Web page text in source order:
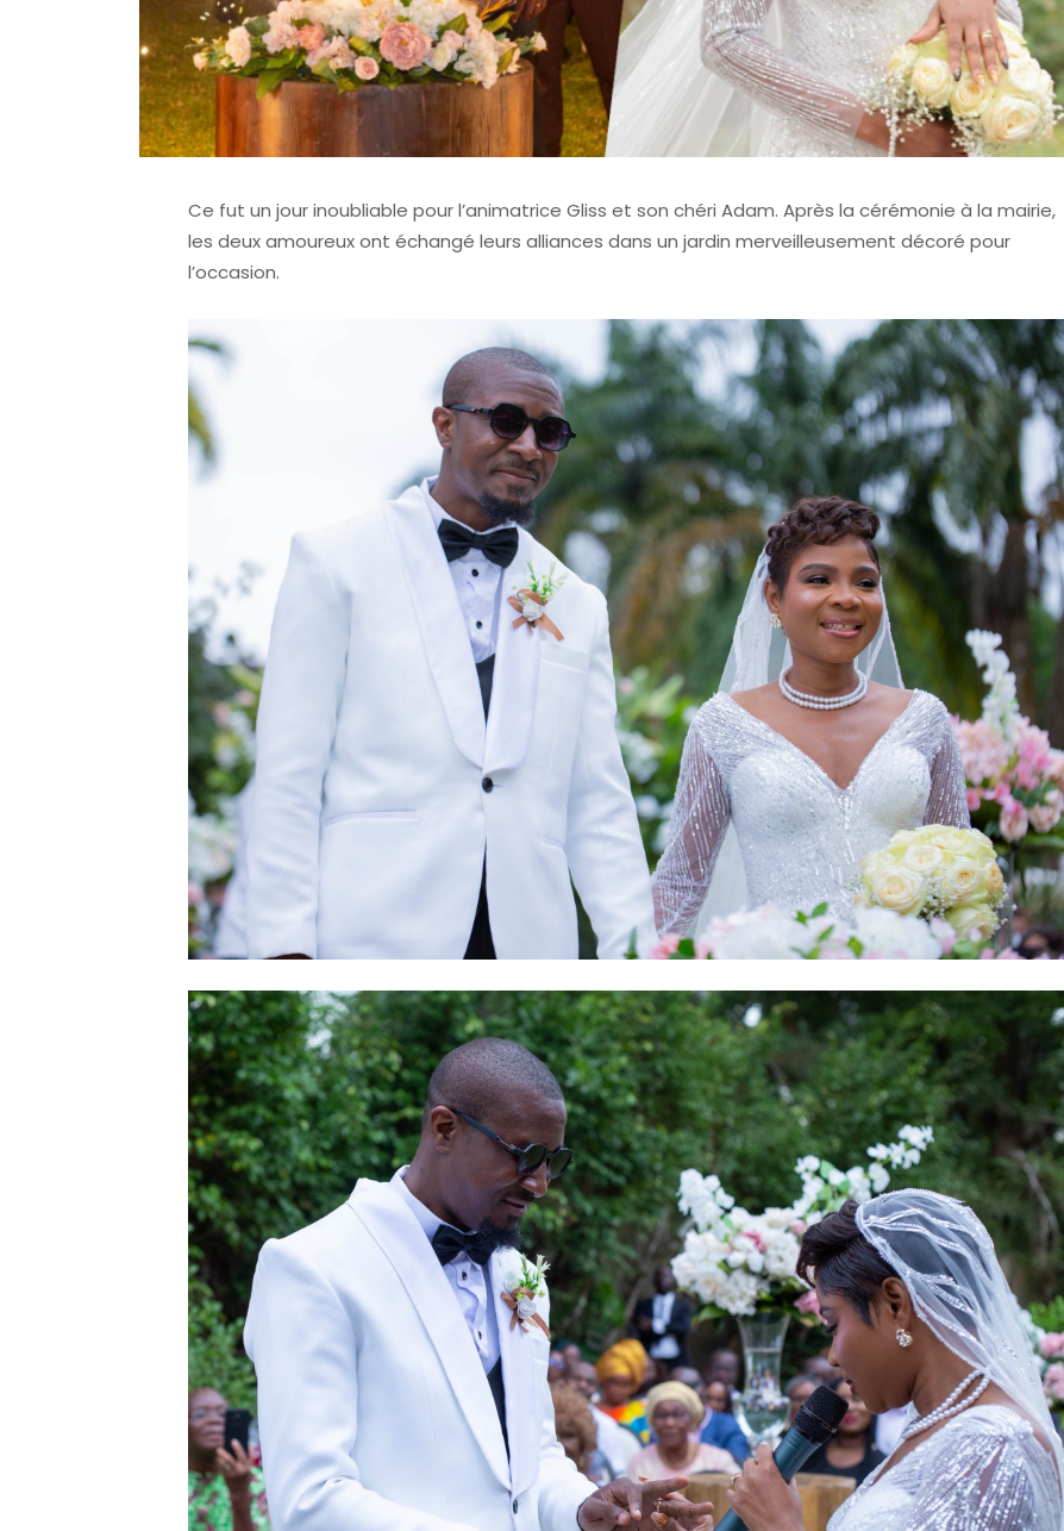
Ce fut un jour inoubliable pour l’animatrice Gliss et son chéri Adam. Après la cérémonie à la mairie,
les deux amoureux ont échangé leurs alliances dans un jardin merveilleusement décoré pour
l’occasion.